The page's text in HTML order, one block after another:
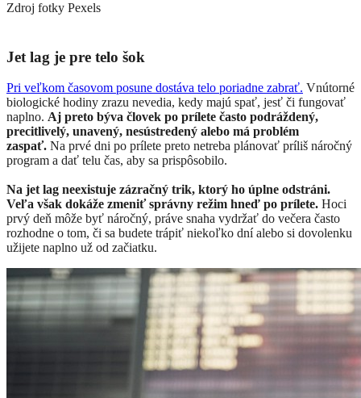
Zdroj fotky Pexels
Jet lag je pre telo šok
Pri veľkom časovom posune dostáva telo poriadne zabrať. Vnútorné
biologické hodiny zrazu nevedia, kedy majú spať, jesť či fungovať
naplno. Aj preto býva človek po prílete často podráždený,
precitlivelý, unavený, nesústredený alebo má problém
zaspať. Na prvé dni po prílete preto netreba plánovať príliš náročný
program a dať telu čas, aby sa prispôsobilo.
Na jet lag neexistuje zázračný trik, ktorý ho úplne odstráni.
Veľa však dokáže zmeniť správny režim hneď po prílete. Hoci
prvý deň môže byť náročný, práve snaha vydržať do večera často
rozhodne o tom, či sa budete trápiť niekoľko dní alebo si dovolenku
užijete naplno už od začiatku.